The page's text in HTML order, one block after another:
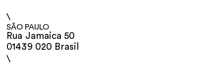
\
SÃO PAULO
Rua Jamaica 50
01439 020 Brasil
\